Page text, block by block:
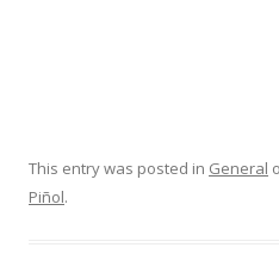
This entry was posted in General
Piñol.